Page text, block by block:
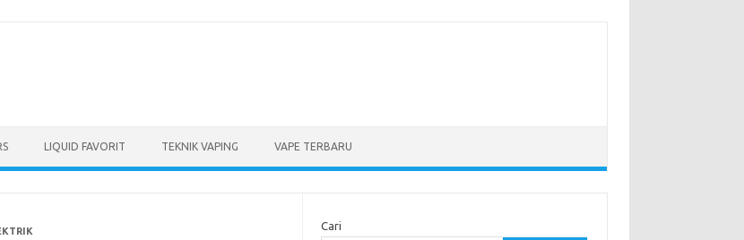
LIQUID FAVORIT TEKNIK VAPING VAPE TERBARU
Cari